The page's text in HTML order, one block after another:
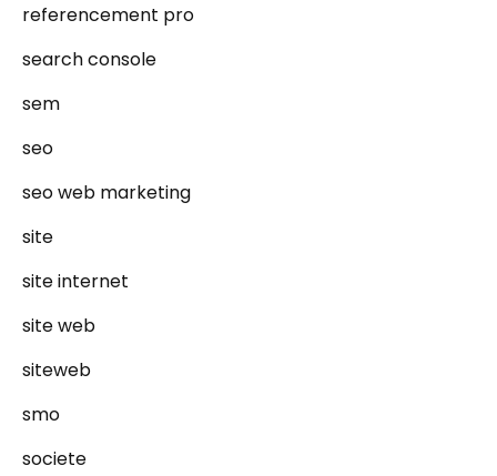
referencement pro
search console
sem
seo
seo web marketing
site
site internet
site web
siteweb
smo
societe